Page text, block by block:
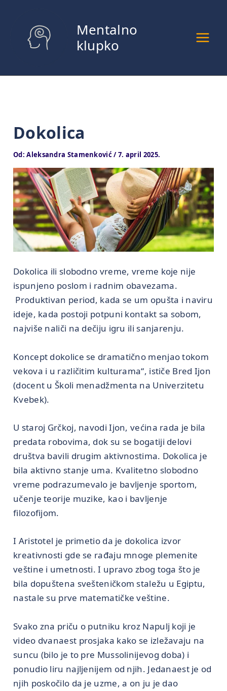
sadržaj
Mentalno
klupko
Dokolica
Od: Aleksandra Stamenković/7. april 2025.
Dokolica ili slobodno vreme, vreme koje nije
ispunjeno poslom i radnim obavezama.
Produktivan period, kada se um opušta i naviru
ideje, kada postoji potpuni kontakt sa sobom,
najviše naliči na dečiju igru ili sanjarenju.
Koncept dokolice se dramatično menjao tokom
vekova i u različitim kulturama“, ističe Bred Ijon
(docent u Školi menadžmenta na Univerzitetu
Kvebek).
U staroj Grčkoj, navodi Ijon, većina rada je bila
predata robovima, dok su se bogatiji delovi
društva bavili drugim aktivnostima. Dokolica je
bila aktivno stanje uma. Kvalitetno slobodno
vreme podrazumevalo je bavljenje sportom,
učenje teorije muzike, kao i bavljenje
filozofijom.
I Aristotel je primetio da je dokolica izvor
kreativnosti gde se rađaju mnoge plemenite
veštine i umetnosti. I upravo zbog toga što je
bila dopuštena svešteničkom staležu u Egiptu,
nastale su prve matematičke veštine.
Svako zna priču o putniku kroz Napulj koji je
video dvanaest prosjaka kako se izležavaju na
suncu (bilo je to pre Mussolinijevog doba) i
ponudio liru najljenijem od njih. Jedanaest je od
njih poskočilo da je uzme, a on ju je dao